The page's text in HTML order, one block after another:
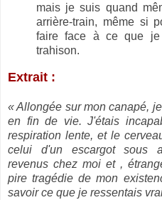
mais je suis quand
arrière-train, même si
faire face à ce que
trahison.
Extrait :
« Allongée sur mon canapé,
en fin de vie. J'étais
respiration lente, et le
celui d'un escargot sous
revenus chez moi et ,
pire tragédie de mon
savoir ce que je ressentais